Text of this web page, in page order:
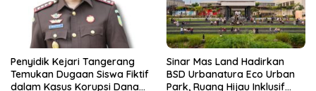
Penyidik Kejari Tangerang
Temukan Dugaan Siswa Fiktif
dalam Kasus Korupsi Dana
Sinar Mas Land Hadirkan
BSD Urbanatura Eco Urban
Park, Ruang Hijau Inklusif